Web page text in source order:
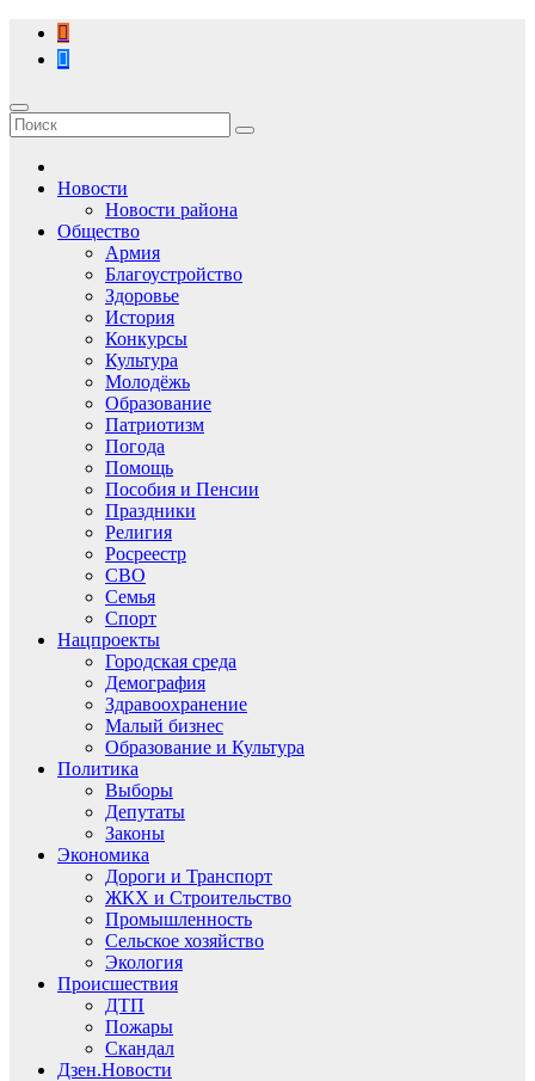
Перейти
содержимому
Новости
Новости района
Общество
Армия
Благоустройство
Здоровье
История
Конкурсы
Культура
Молодёжь
Образование
Патриотизм
Погода
Помощь
Пособия и Пенсии
Праздники
Религия
Росреестр
СВО
Семья
Спорт
Нацпроекты
Городская среда
Демография
Здравоохранение
Малый бизнес
Образование и Культура
Политика
Выборы
Депутаты
Законы
Экономика
Дороги и Транспорт
ЖКХ и Строительство
Промышленность
Сельское хозяйство
Экология
Происшествия
ДТП
Пожары
Скандал
Дзен.Новости